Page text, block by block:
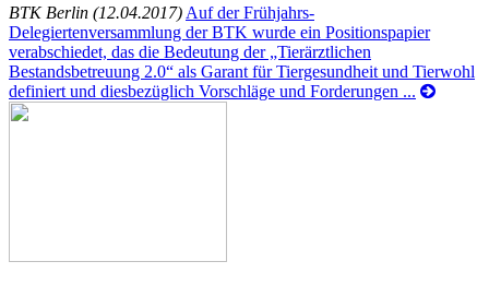
BTK Berlin (12.04.2017) Auf der Frühjahrs-
Delegiertenversammlung der BTK wurde ein Positionspapier
verabschiedet, das die Bedeutung der „Tierärztlichen
Bestandsbetreuung 2.0“ als Garant für Tiergesundheit und Tierwohl
definiert und diesbezüglich Vorschläge und Forderungen ...